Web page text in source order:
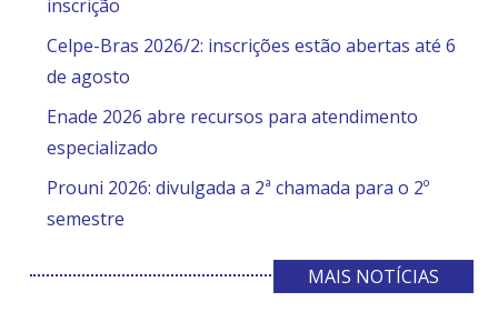
inscrição
Celpe-Bras 2026/2: inscrições estão abertas até 6
de agosto
Enade 2026 abre recursos para atendimento
especializado
Prouni 2026: divulgada a 2ª chamada para o 2º
semestre
MAIS NOTÍCIAS